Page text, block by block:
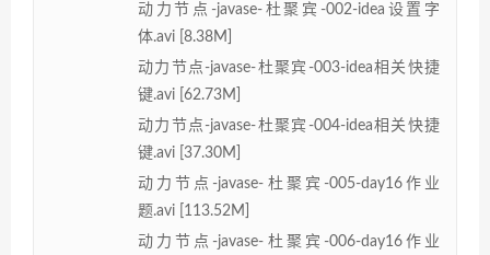
动力节点-javase-杜聚宾-002-idea设置字
体.avi [8.38M]
动力节点-javase-杜聚宾-003-idea相关快捷
键.avi [62.73M]
动力节点-javase-杜聚宾-004-idea相关快捷
键.avi [37.30M]
动力节点-javase-杜聚宾-005-day16作业
题.avi [113.52M]
动力节点-javase-杜聚宾-006-day16作业